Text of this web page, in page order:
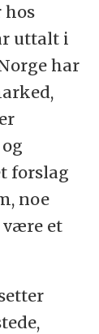
hos
uttalt i
har
forslag
noe
være et